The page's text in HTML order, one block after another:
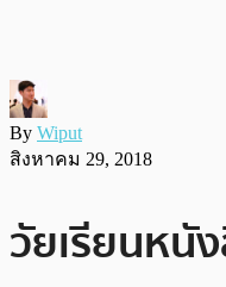
By Wiput
สิงหาคม 29, 2018
วัยเรียนหนั